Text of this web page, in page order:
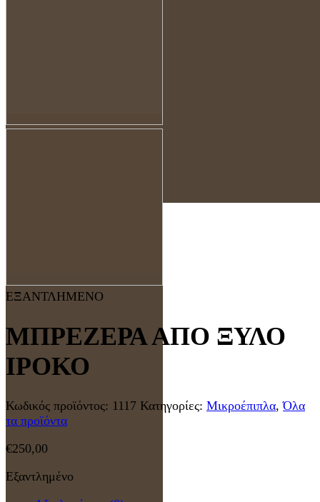
ΕΞΑΝΤΛΗΜΕΝΟ
ΜΠΡΕΖΕΡΑ ΑΠΟ ΞΥΛΟ
ΙΡΟΚΟ
Κωδικός προϊόντος: 1117 Κατηγορίες: Μικροέπιπλα,Όλα
τα προϊόντα
€250,00
Εξαντλημένο